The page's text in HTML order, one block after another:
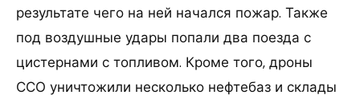
результате чего на ней начался пожар. Также
под воздушные удары попали два поезда с
цистернами с топливом. Кроме того, дроны
ССО уничтожили несколько нефтебаз и склады